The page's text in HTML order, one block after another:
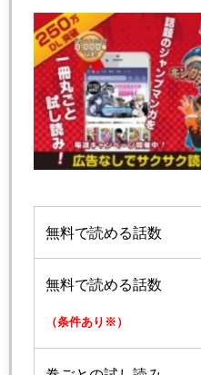
無料で読める話数
無料で読める話数
（条件あり※）